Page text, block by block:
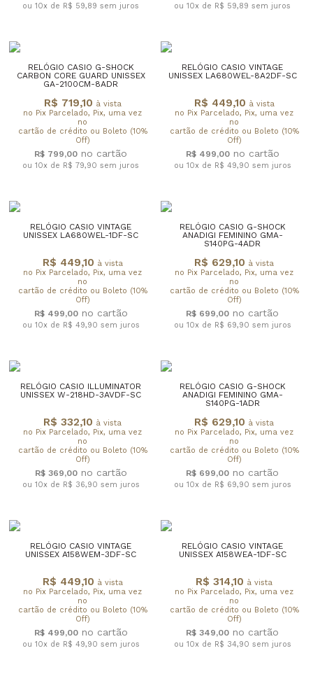
ou 10x de R$ 59,89 sem juros ou 10x de R$ 59,89 sem juros
RELÓGIO CASIO G-SHOCK
CARBON CORE GUARD UNISSEX
GA-2100CM-8ADR
R$ 719,10 à vista
no Pix Parcelado, Pix, uma vez
no
cartão de crédito ou Boleto (10%
Off)
R$ 799,00
ou 10x de R$ 79,90 sem juros
RELÓGIO CASIO VINTAGE
UNISSEX LA680WEL-8A2DF-SC
R$ 449,10 à vista
no Pix Parcelado, Pix, uma vez
no
cartão de crédito ou Boleto (10%
Off)
R$ 499,00
ou 10x de R$ 49,90 sem juros
RELÓGIO CASIO VINTAGE
UNISSEX LA680WEL-1DF-SC
R$ 449,10 à vista
no Pix Parcelado, Pix, uma vez
no
cartão de crédito ou Boleto (10%
Off)
R$ 499,00
ou 10x de R$ 49,90 sem juros
RELÓGIO CASIO G-SHOCK
ANADIGI FEMININO GMA-
S140PG-4ADR
R$ 629,10 à vista
no Pix Parcelado, Pix, uma vez
no
cartão de crédito ou Boleto (10%
Off)
R$ 699,00
ou 10x de R$ 69,90 sem juros
RELÓGIO CASIO ILLUMINATOR
UNISSEX W-218HD-3AVDF-SC
R$ 332,10 à vista
no Pix Parcelado, Pix, uma vez
no
cartão de crédito ou Boleto (10%
Off)
R$ 369,00
ou 10x de R$ 36,90 sem juros
RELÓGIO CASIO G-SHOCK
ANADIGI FEMININO GMA-
S140PG-1ADR
R$ 629,10 à vista
no Pix Parcelado, Pix, uma vez
no
cartão de crédito ou Boleto (10%
Off)
R$ 699,00
ou 10x de R$ 69,90 sem juros
RELÓGIO CASIO VINTAGE
UNISSEX A158WEM-3DF-SC
R$ 449,10 à vista
no Pix Parcelado, Pix, uma vez
no
cartão de crédito ou Boleto (10%
Off)
R$ 499,00
ou 10x de R$ 49,90 sem juros
RELÓGIO CASIO VINTAGE
UNISSEX A158WEA-1DF-SC
R$ 314,10 à vista
no Pix Parcelado, Pix, uma vez
no
cartão de crédito ou Boleto (10%
Off)
R$ 349,00
ou 10x de R$ 34,90 sem juros